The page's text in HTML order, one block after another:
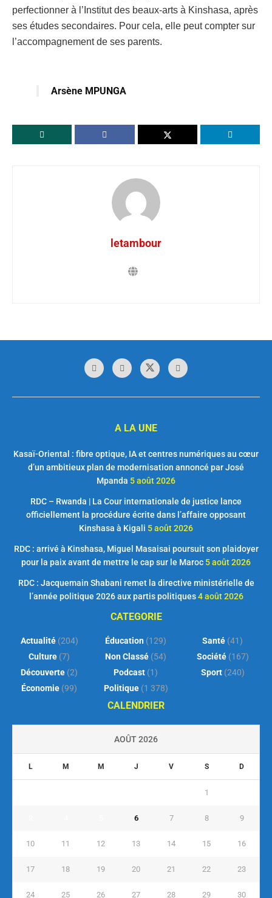
perfectionner à l’Institut des beaux-arts à Kinshasa, après
ses études secondaires. Pour cela, elle peut compter sur
l’accompagnement de ses parents.
Arsène MPUNGA
letambour
A LA UNE
Kasaï-Oriental : fibre optique, IA et centres numériques au cœur
d’un ambitieux plan de modernisation annoncé par José
Mpanda 5 août 2026
RDC – Rwanda | La Cour internationale de justice lance
officiellement la procédure écrite dans l’affaire opposant
Kinshasa à Kigali 5 août 2026
RDC : arrivé à Kinshasa, Miguel Masaisai poursuit son plaidoyer
pour la paix avant de mettre le cap sur le Maroc 5 août 2026
RDC : Jacquemain Shabani remet la directive ministérielle de
l’année politique 2026 aux partis politiques 4 août 2026
CATEGORIE
Actualité(204)
Culture (7)
Découverte (2)
Économie (99)
Éducation (129)
Non Classé (54)
Podcast (1)
Politique(1 378)
Santé (41)
Société(167)
Sport(240)
CALENDRIER
AOÛT 2026
L M M J V S D
1
6 7 8 9
10 11 12 13 14 15 16
17 18 19 20 21 22 23
24 25 26 27 28 29 30